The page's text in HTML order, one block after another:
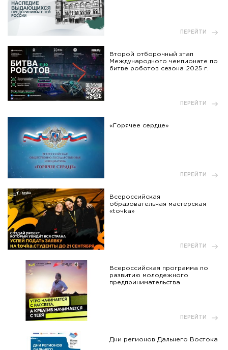
ПЕРЕЙТИ
Второй отборочный этап
Международного чемпионате по
битве роботов сезона 2025 г.
ПЕРЕЙТИ
«Горячее сердце»
ПЕРЕЙТИ
Всероссийская
образовательная мастерская
«toчka»
ПЕРЕЙТИ
Всероссийская программа по
развитию молодежного
предпринимательства
ПЕРЕЙТИ
Дни регионов Дальнего Востока